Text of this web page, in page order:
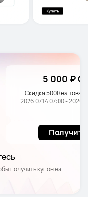
5 000 ₽
Скидка 5000 на
2026.07.14 07:00 -
Получить
получить купон на